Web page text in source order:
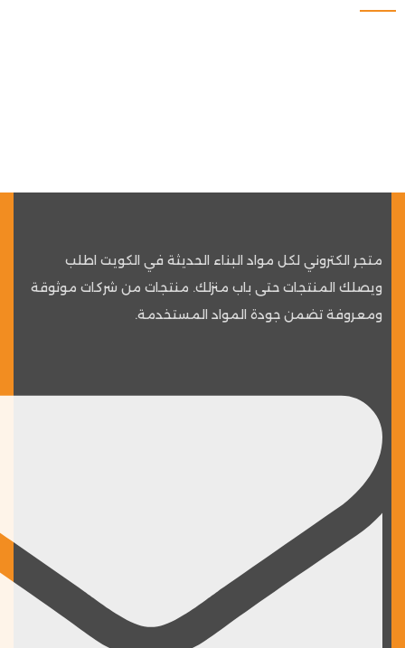
متجر الكتروني لكل مواد البناء الحديثة في الكويت اطلب
ويصلك المنتجات حتى باب منزلك. منتجات من شركات موثوقة
ومعروفة تضمن جودة المواد المستخدمة.